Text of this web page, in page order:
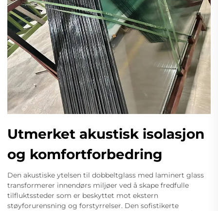
Utmerket akustisk isolasjon
og komfortforbedring
Den akustiske ytelsen til dobbeltglass med laminert glass
transformerer innendørs miljøer ved å skape fredfulle
tilfluktssteder som er beskyttet mot ekstern
støyforurensning og forstyrrelser. Den sofistikerte